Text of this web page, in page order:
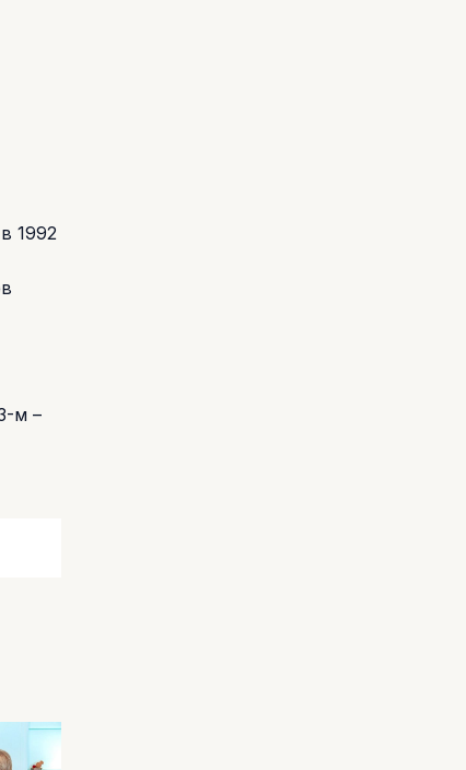
1992
м –